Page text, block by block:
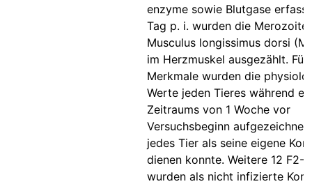
enzyme sowie Blutgase
Tag p. i. wurden die
Musculus longissimus dorsi
im Herzmuskel ausgezählt. Für
Merkmale wurden die
Werte jeden Tieres während
Zeitraums von 1 Woche vor
Versuchsbeginn
jedes Tier als seine eigene
dienen konnte. Weitere 12 F2-
wurden als nicht infizierte